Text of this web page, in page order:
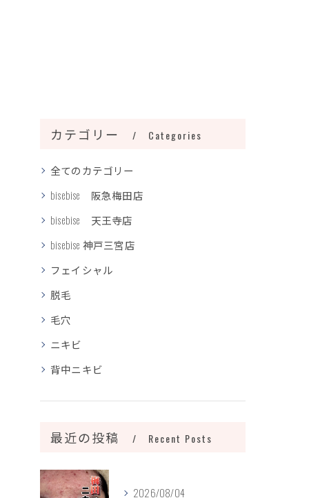
カテゴリー Categories
全てのカテゴリー
bisebise 阪急梅田店
bisebise 天王寺店
bisebise 神戸三宮店
フェイシャル
脱毛
毛穴
ニキビ
背中ニキビ
最近の投稿 Recent Posts
2026/08/04